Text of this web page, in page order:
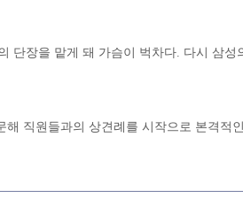
단장을 맡게 돼 가슴이 벅차다. 다시 삼성
직원들과의 상견례를 시작으로 본격적